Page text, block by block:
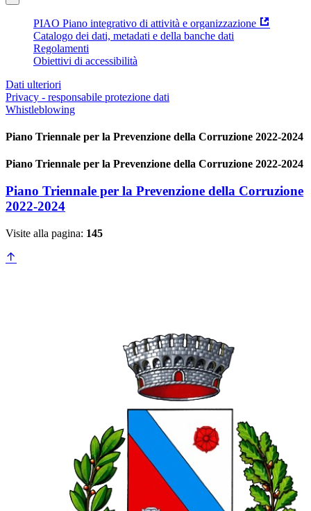
PIAO Piano integrativo di attività e organizzazione
Catalogo dei dati, metadati e della banche dati
Regolamenti
Obiettivi di accessibilità
Dati ulteriori
Privacy - responsabile protezione dati
Whistleblowing
Piano Triennale per la Prevenzione della Corruzione 2022-2024
Piano Triennale per la Prevenzione della Corruzione 2022-2024
Piano Triennale per la Prevenzione della Corruzione
2022-2024
Visite alla pagina: 145